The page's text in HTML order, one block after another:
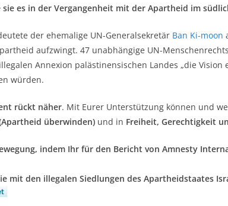
es in der Vergangenheit mit der Apartheid im
der ehemalige UN-Generalsekretär Ban Ki-moon
aufzwingt. 47 unabhängige UN-
Annexion palästinensischen Landes „die Vision
würden.
rückt näher. Mit Eurer Unterstützung können und
überwinden) und in Freiheit, Gerechtigkeit
indem Ihr für den Bericht von Amnesty
mit den illegalen Siedlungen des Apartheidstaates